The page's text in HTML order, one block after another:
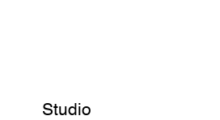
Studio